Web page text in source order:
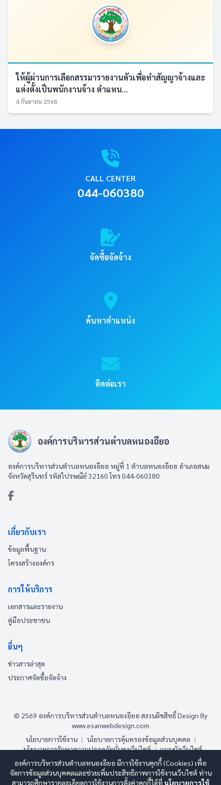
ให้ผู้ผ่านการเลือกสรรมารายงานตัวเพื่อทำสัญญาจ้างและ
แต่งตั้งเป็นพนักงานจ้าง ตำแหน...
4 กันยายน 2568
CALL CENTER
044-060380
จัดซื้อจัดจ้าง
ค้นหาตำแหน่ง
ติดต่อเรา
องค์การบริหารส่วนตำบลหนองอียอ
องค์การบริหารส่วนตำบลหนองอียอ หมู่ที่ 1 ตำบลหนองอียอ อำเภอสนม
จังหวัดสุรินทร์ รหัสไปรษณีย์ 32160 โทร 044-060380
เกี่ยวกับเรา
ข้อมูลพื้นฐาน
โครงสร้างองค์กร
การให้บริการ
เอกสารและรายงาน
คู่มือประชาชน
อื่นๆ
ข่าวสารล่าสุด
ประกาศจัดซื้อจัดจ้าง
© 2569 องค์การบริหารส่วนตำบลหนองอียอ สงวนลิขสิทธิ์Design By
www.esanwebdesign.com
นโยบายการใช้งาน | นโยบายการคุ้มครองข้อมูลส่วนบุคคล |
นโยบายการรักษาความปลอดภัยมั่นคงเว็บไซต์ | แผนผังเว็บไซต์
ออนไลน์:2 ทั้งหมด: 104 (ดูสถิติทั้งหมด)
องค์การบริหารส่วนตำบลหนองอียอ มีการใช้งานคุกกี้ (Cookies) เพื่อ
จัดการข้อมูลส่วนบุคคลและช่วยเพิ่มประสิทธิภาพการใช้งานเว็บไซต์ ท่าน
สามารถศึกษารายละเอียดการใช้งานการตั้งค่าคุกกี้ได้ที่ นโยบายการใช้